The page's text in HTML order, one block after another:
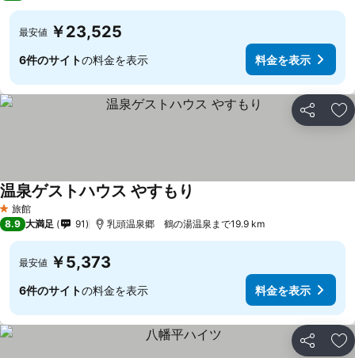
最安値 ￥23,525
6件のサイトの料金を表示 料金を表示
シェア お
1 ホテルのランク
旅館
温泉ゲストハウス やすもり
8.9 大満足 91 乳頭温泉郷 鶴の湯温泉まで19.9 km
最安値 ￥5,373
6件のサイトの料金を表示 料金を表示
シェア お